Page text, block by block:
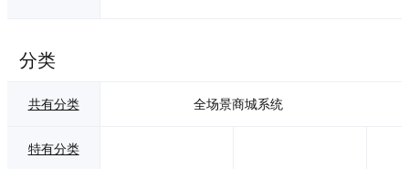
分类
共有分类 全场景商城系统
特有分类